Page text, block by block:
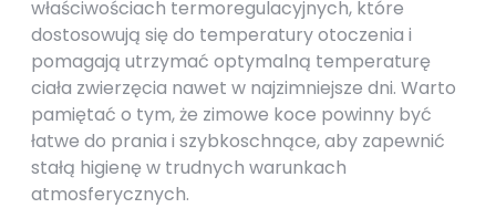
właściwościach termoregulacyjnych, które
dostosowują się do temperatury otoczenia i
pomagają utrzymać optymalną temperaturę
ciała zwierzęcia nawet w najzimniejsze dni. Warto
pamiętać o tym, że zimowe koce powinny być
łatwe do prania i szybkoschnące, aby zapewnić
stałą higienę w trudnych warunkach
atmosferycznych.